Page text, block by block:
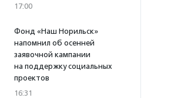
17:00
Фонд «Наш Норильск»
напомнил об осенней
заявочной кампании
на поддержку социальных
проектов
16:31